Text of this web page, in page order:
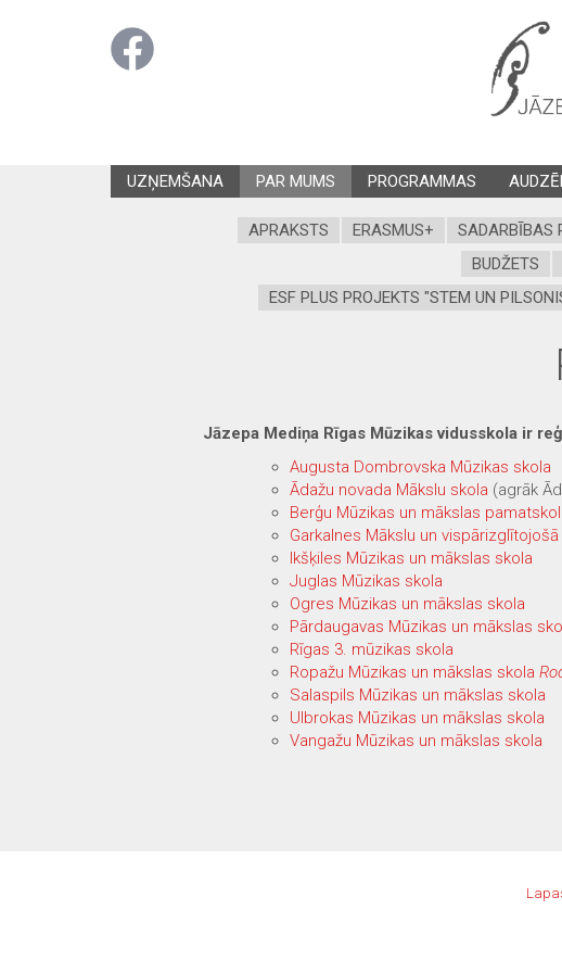
UZŅEMŠANA PAR MUMS PROGRAMMAS
APRAKSTS ERASMUS+ SADARBĪBAS
BUDŽETS
ESF PLUS PROJEKTS "STEM UN
Jāzepa Mediņa Rīgas Mūzikas vidusskola ir
Augusta Dombrovska Mūzikas skola
Ādažu novada Mākslu skola (agrāk
Berģu Mūzikas un mākslas
Garkalnes Mākslu un
Ikšķiles Mūzikas un mākslas skola
Juglas Mūzikas skola
Ogres Mūzikas un mākslas skola
Pārdaugavas Mūzikas un mākslas
Rīgas 3. mūzikas skola
Ropažu Mūzikas un mākslas skola
Salaspils Mūzikas un mākslas skola
Ulbrokas Mūzikas un mākslas skola
Vangažu Mūzikas un mākslas skola